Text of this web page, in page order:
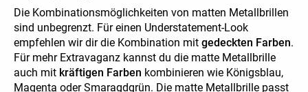
Die Kombinationsmöglichkeiten von matten Metallbrillen
sind unbegrenzt. Für einen Understatement-Look
empfehlen wir dir die Kombination mit gedeckten Farben.
Für mehr Extravaganz kannst du die matte Metallbrille
auch mit kräftigen Farben kombinieren wie Königsblau,
Magenta oder Smaragdgrün. Die matte Metallbrille passt